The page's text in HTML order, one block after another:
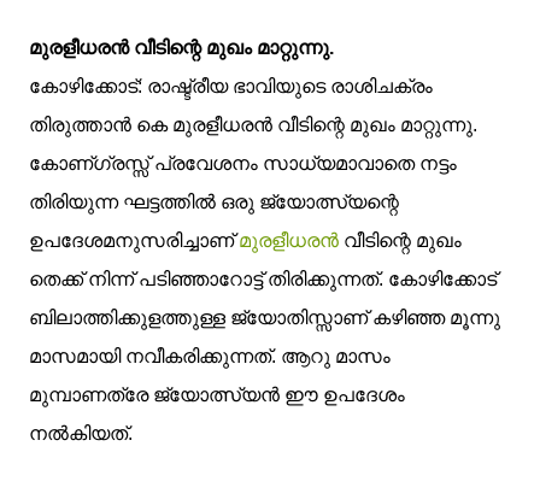
മുരളീധരന്‍ വീടിന്റെ മുഖം മാറ്റുന്നു.
കോഴിക്കോട്: രാഷ്ട്രീയ ഭാവിയുടെ രാശിചക്രം
തിരുത്താന്‍ കെ മുരളീധരന്‍ വീടിന്റെ മുഖം മാറ്റുന്നു.
കോണ്ഗ്രസ്സ് പ്രവേശനം സാധ്യമാവാതെ നട്ടം
തിരിയുന്ന ഘട്ടത്തില്‍ ഒരു ജ്യോത്സ്യന്റെ
ഉപദേശമനുസരിച്ചാണ്മുരളീധരന്‍ വീടിന്റെ മുഖം
തെക്ക് നിന്ന് പടിഞ്ഞാറോട്ട് തിരിക്കുന്നത്. കോഴിക്കോട്
ബിലാത്തിക്കുളത്തുള്ള ജ്യോതിസ്സാണ് കഴിഞ്ഞ മൂന്നു
മാസമായി നവീകരിക്കുന്നത്. ആറു മാസം
മുമ്പാണത്രേ ജ്യോത്സ്യന്‍ ഈ ഉപദേശം
നല്‍കിയത്.